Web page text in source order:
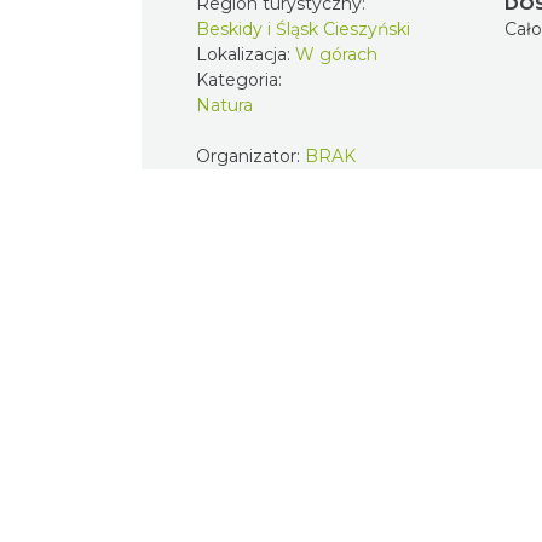
Beskidy i Śląsk Cieszyński
Lokalizacja: W górach
Kategoria:
Natura
Organizator: BRAK